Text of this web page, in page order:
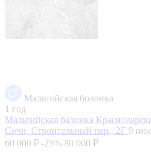
Мальтийская болонка
1 год
Мальтийская балонка
Сочи, Строительный пер., 2Г 9
60 000 ₽ -25% 80 000 ₽